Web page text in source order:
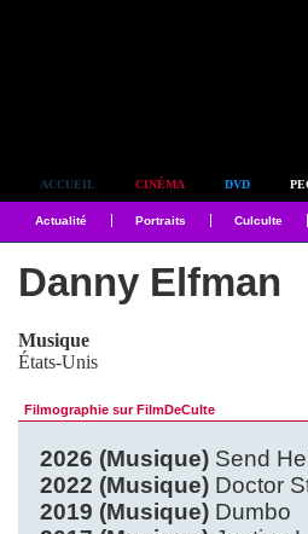
ACCUEIL CINÉMA DVD
Actualité Portraits Culculte
Danny Elfman
Musique
États-Unis
Filmographie sur FilmDeCulte
2026 (Musique) Send
2022 (Musique) Doctor
2019 (Musique) Dumbo